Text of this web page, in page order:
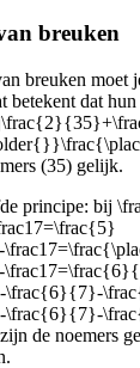
breuken
breuken moet
betekent dat
\frac{2}{35}+
(35) gelijk.
principe: bij
zijn de noemers